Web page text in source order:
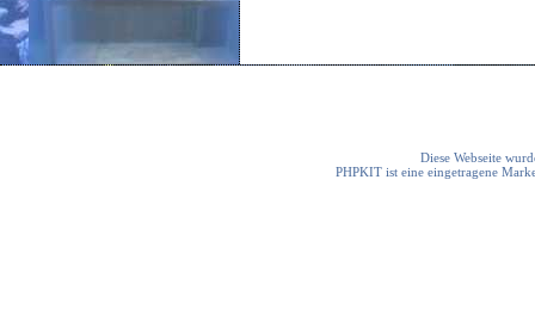
Diese Webseite
PHPKIT ist eine eingetragene